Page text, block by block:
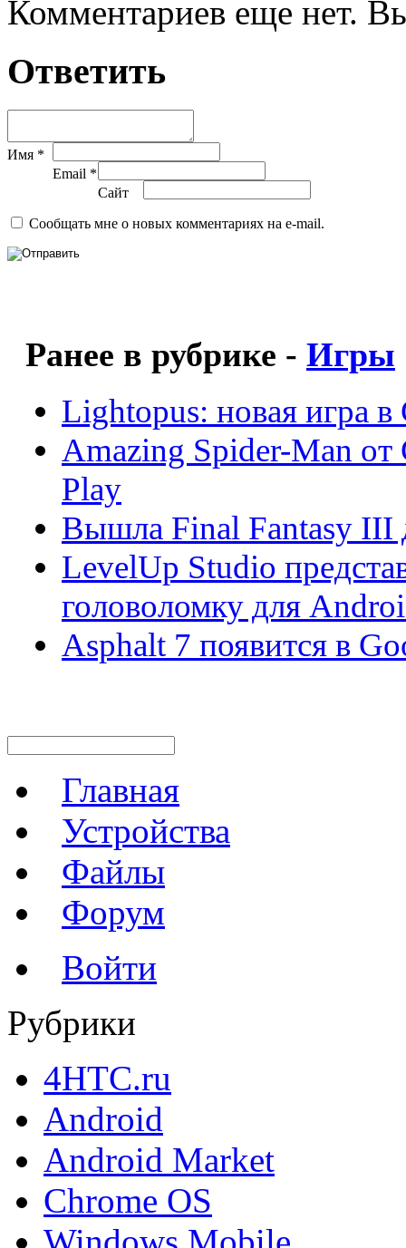
Комментариев еще нет.
Ответить
Имя *
Email *
Сайт
Сообщать мне о новых комментариях на e-mail.
Ранее в рубрике - Игры
Lightopus: новая игра
Amazing Spider-Man от
Play
Вышла Final Fantasy III
LevelUp Studio
головоломку для
Asphalt 7 появится в
Главная
Устройства
Файлы
Форум
Войти
Рубрики
4HTC.ru
Android
Android Market
Chrome OS